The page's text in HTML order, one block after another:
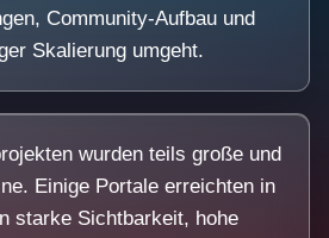
Community-Aufbau und
Skalierung umgeht.
wurden teils große und
Einige Portale erreichten in
starke Sichtbarkeit, hohe